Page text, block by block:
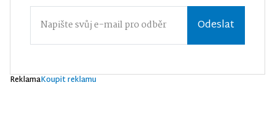
Odeslat
ReklamaKoupit reklamu